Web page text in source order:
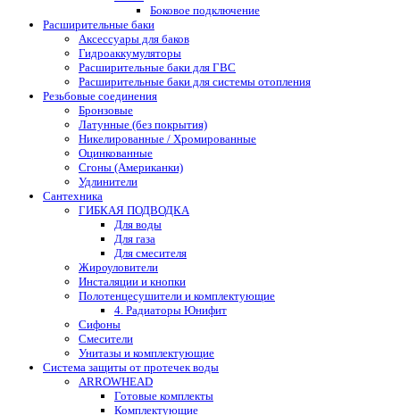
Боковое подключение
Расширительные баки
Аксессуары для баков
Гидроаккумуляторы
Расширительные баки для ГВС
Расширительные баки для системы отопления
Резьбовые соединения
Бронзовые
Латунные (без покрытия)
Никелированные / Хромированные
Оцинкованные
Сгоны (Американки)
Удлинители
Сантехника
ГИБКАЯ ПОДВОДКА
Для воды
Для газа
Для смесителя
Жироуловители
Инсталяции и кнопки
Полотенцесушители и комплектующие
4. Радиаторы Юнифит
Сифоны
Смесители
Унитазы и комплектующие
Система защиты от протечек воды
ARROWHEAD
Готовые комплекты
Комплектующие